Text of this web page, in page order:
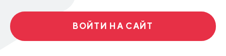
ВОЙТИ НА САЙТ